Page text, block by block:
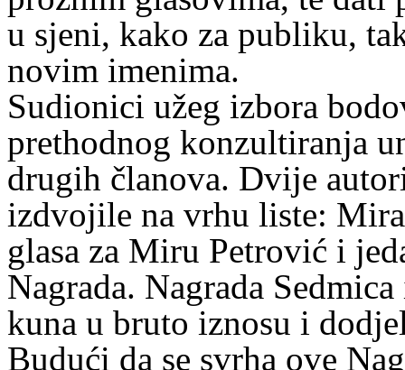
u sjeni, kako za publiku,
novim imenima.
Sudionici užeg izbora
prethodnog konzultiranja
drugih članova. Dvije
izdvojile na vrhu liste:
glasa za Miru Petrović i
Nagrada. Nagrada
kuna u bruto iznosu i
Budući da se svrha ove